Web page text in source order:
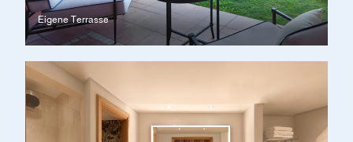
Eigene Terrasse